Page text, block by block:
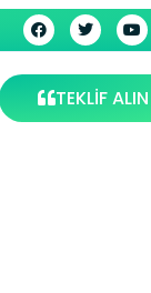
TEKLİF ALIN